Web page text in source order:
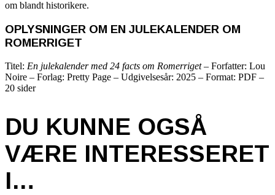
om blandt historikere.
OPLYSNINGER OM EN JULEKALENDER OM
ROMERRIGET
Titel: En julekalender med 24 facts om Romerriget– Forfatter: Lou
Noire – Forlag: Pretty Page – Udgivelsesår: 2025 – Format: PDF –
20 sider
DU KUNNE OGSÅ
VÆRE INTERESSERET
I…